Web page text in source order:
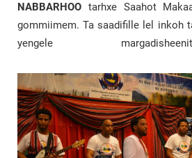
NABBARHOO tarhxe Saahot
gommiimem. Ta saadifille lel inkoh
yengele